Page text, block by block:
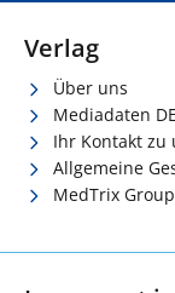
Verlag
Über uns
Mediadaten
Ihr Kontakt zu
Allgemeine
MedTrix